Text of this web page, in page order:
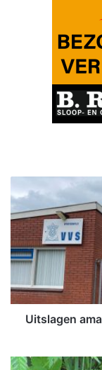
i
t
s
l
a
e
n
t
Uitslagen
A